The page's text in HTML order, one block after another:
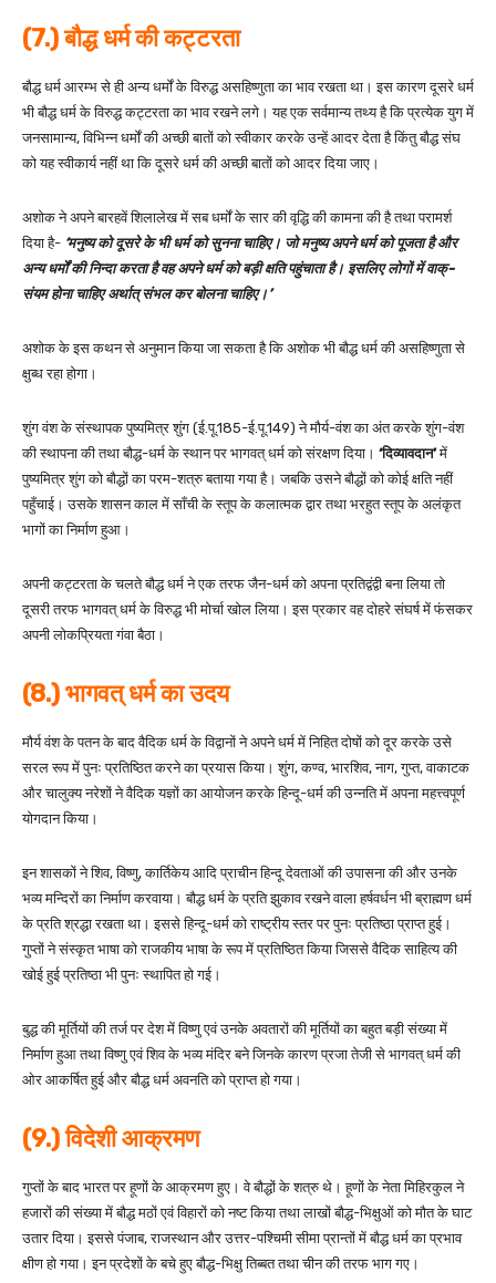
(7.) बौद्ध धर्म की कट्टरता
बौद्ध धर्म आरम्भ से ही अन्य धर्मों के विरुद्ध असहिष्णुता का भाव रखता था। इस कारण दूसरे धर्म
भी बौद्ध धर्म के विरुद्ध कट्टरता का भाव रखने लगे। यह एक सर्वमान्य तथ्य है कि प्रत्येक युग में
जनसामान्य, विभिन्न धर्मों की अच्छी बातों को स्वीकार करके उन्हें आदर देता है किंतु बौद्ध संघ
को यह स्वीकार्य नहीं था कि दूसरे धर्म की अच्छी बातों को आदर दिया जाए।
अशोक ने अपने बारहवें शिलालेख में सब धर्मों के सार की वृद्धि की कामना की है तथा परामर्श
दिया है- ‘मनुष्य को दूसरे के भी धर्म को सुनना चाहिए। जो मनुष्य अपने धर्म को पूजता है और
अन्य धर्मों की निन्दा करता है वह अपने धर्म को बड़ी क्षति पहुंचाता है। इसलिए लोगों में वाक्-
संयम होना चाहिए अर्थात् संभल कर बोलना चाहिए।’
अशोक के इस कथन से अनुमान किया जा सकता है कि अशोक भी बौद्ध धर्म की असहिष्णुता से
क्षुब्ध रहा होगा।
शुंग वंश के संस्थापक पुष्यमित्र शुंग (ई.पू.185-ई.पू.149) ने मौर्य-वंश का अंत करके शुंग-वंश
की स्थापना की तथा बौद्ध-धर्म के स्थान पर भागवत् धर्म को संरक्षण दिया। ‘दिव्यावदान’में
पुष्यमित्र शुंग को बौद्धों का परम-शत्रु बताया गया है। जबकि उसने बौद्धों को कोई क्षति नहीं
पहुँचाई। उसके शासन काल में साँची के स्तूप के कलात्मक द्वार तथा भरहुत स्तूप के अलंकृत
भागों का निर्माण हुआ।
अपनी कट्टरता के चलते बौद्ध धर्म ने एक तरफ जैन-धर्म को अपना प्रतिद्वंद्वी बना लिया तो
दूसरी तरफ भागवत् धर्म के विरुद्ध भी मोर्चा खोल लिया। इस प्रकार वह दोहरे संघर्ष में फंसकर
अपनी लोकप्रियता गंवा बैठा।
(8.) भागवत् धर्म का उदय
मौर्य वंश के पतन के बाद वैदिक धर्म के विद्वानों ने अपने धर्म में निहित दोषों को दूर करके उसे
सरल रूप में पुनः प्रतिष्ठित करने का प्रयास किया। शुंग, कण्व, भारशिव, नाग, गुप्त, वाकाटक
और चालुक्य नरेशों ने वैदिक यज्ञों का आयोजन करके हिन्दू-धर्म की उन्नति में अपना महत्त्वपूर्ण
योगदान किया।
इन शासकों ने शिव, विष्णु, कार्तिकेय आदि प्राचीन हिन्दू देवताओं की उपासना की और उनके
भव्य मन्दिरों का निर्माण करवाया। बौद्ध धर्म के प्रति झुकाव रखने वाला हर्षवर्धन भी ब्राह्मण धर्म
के प्रति श्रद्धा रखता था। इससे हिन्दू-धर्म को राष्ट्रीय स्तर पर पुनः प्रतिष्ठा प्राप्त हुई।
गुप्तों ने संस्कृत भाषा को राजकीय भाषा के रूप में प्रतिष्ठित किया जिससे वैदिक साहित्य की
खोई हुई प्रतिष्ठा भी पुनः स्थापित हो गई।
बुद्ध की मूर्तियों की तर्ज पर देश में विष्णु एवं उनके अवतारों की मूर्तियों का बहुत बड़ी संख्या में
निर्माण हुआ तथा विष्णु एवं शिव के भव्य मंदिर बने जिनके कारण प्रजा तेजी से भागवत् धर्म की
ओर आकर्षित हुई और बौद्ध धर्म अवनति को प्राप्त हो गया।
(9.) विदेशी आक्रमण
गुप्तों के बाद भारत पर हूणों के आक्रमण हुए। वे बौद्धों के शत्रु थे। हूणों के नेता मिहिरकुल ने
हजारों की संख्या में बौद्ध मठों एवं विहारों को नष्ट किया तथा लाखों बौद्ध-भिक्षुओं को मौत के घाट
उतार दिया। इससे पंजाब, राजस्थान और उत्तर-पश्चिमी सीमा प्रान्तों में बौद्ध धर्म का प्रभाव
क्षीण हो गया। इन प्रदेशों के बचे हुए बौद्ध-भिक्षु तिब्बत तथा चीन की तरफ भाग गए।